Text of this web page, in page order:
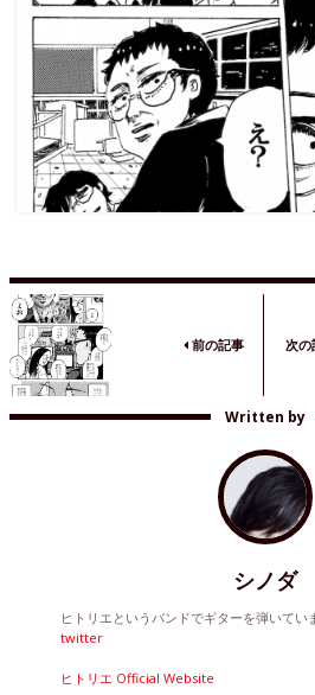
前の記事 次の
Written by
シノダ
ヒトリエというバンドでギターを弾いてい
twitter
ヒトリエ Official Website